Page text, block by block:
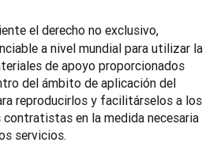
el derecho no exclusivo,
a nivel mundial para utilizar la
de apoyo proporcionados
del ámbito de aplicación del
reproducirlos y facilitárselos a los
en la medida necesaria
servicios.